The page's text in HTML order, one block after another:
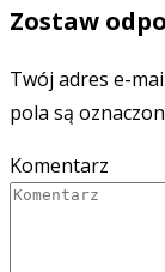
Zostaw
Twój adres e-
pola są
Komentarz